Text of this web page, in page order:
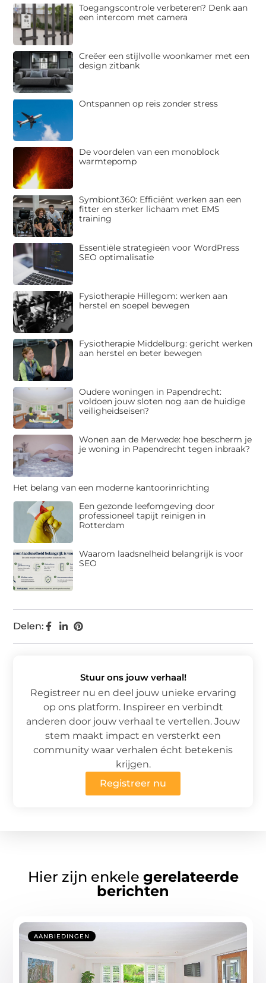
Delen:
Toegangscontrole verbeteren? Denk aan
een intercom met camera
Creëer een stijlvolle woonkamer met een
design zitbank
Ontspannen op reis zonder stress
De voordelen van een monoblock
warmtepomp
Symbiont360: Efficiënt werken aan een
fitter en sterker lichaam met EMS
training
Essentiële strategieën voor WordPress
SEO optimalisatie
Fysiotherapie Hillegom: werken aan
herstel en soepel bewegen
Fysiotherapie Middelburg: gericht werken
aan herstel en beter bewegen
Oudere woningen in Papendrecht:
voldoen jouw sloten nog aan de huidige
veiligheidseisen?
Wonen aan de Merwede: hoe bescherm je
je woning in Papendrecht tegen inbraak?
Het belang van een moderne kantoorinrichting
Een gezonde leefomgeving door
professioneel tapijt reinigen in
Rotterdam
Waarom laadsnelheid belangrijk is voor
SEO
Stuur ons jouw verhaal!
Registreer nu en deel jouw unieke ervaring
op ons platform. Inspireer en verbindt
anderen door jouw verhaal te vertellen. Jouw
stem maakt impact en versterkt een
community waar verhalen écht betekenis
krijgen.
Registreer nu
Hier zijn enkele gerelateerde
berichten
AANBIEDINGEN